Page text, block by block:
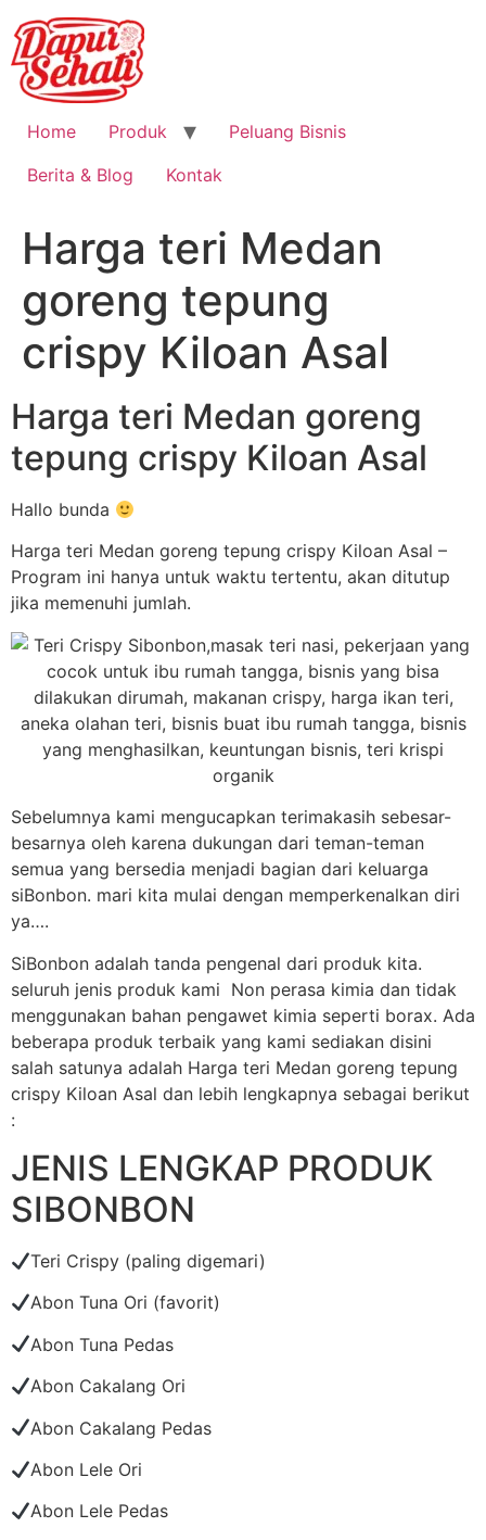
Home Produk
Peluang Bisnis
Berita & Blog
Kontak
Harga teri Medan
goreng tepung
crispy Kiloan Asal
Harga teri Medan goreng
tepung crispy Kiloan Asal
Hallo bunda
Harga teri Medan goreng tepung crispy Kiloan Asal –
Program ini hanya untuk waktu tertentu, akan ditutup
jika memenuhi jumlah.
Sebelumnya kami mengucapkan terimakasih sebesar-
besarnya oleh karena dukungan dari teman-teman
semua yang bersedia menjadi bagian dari keluarga
siBonbon. mari kita mulai dengan memperkenalkan diri
ya….
SiBonbon adalah tanda pengenal dari produk kita.
seluruh jenis produk kami Non perasa kimia dan tidak
menggunakan bahan pengawet kimia seperti borax. Ada
beberapa produk terbaik yang kami sediakan disini
salah satunya adalah Harga teri Medan goreng tepung
crispy Kiloan Asal dan lebih lengkapnya sebagai berikut
:
JENIS LENGKAP PRODUK
SIBONBON
Teri Crispy (paling digemari)
Abon Tuna Ori (favorit)
Abon Tuna Pedas
Abon Cakalang Ori
Abon Cakalang Pedas
Abon Lele Ori
Abon Lele Pedas